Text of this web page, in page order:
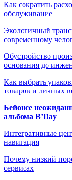
Как сократить
обслуживание
Экологичный
современному
Обустройство
основания до
Как выбрать
товаров и личных
Бейонсе
альбома B’Day
Интегративные
навигация
Почему низкий
сервисах